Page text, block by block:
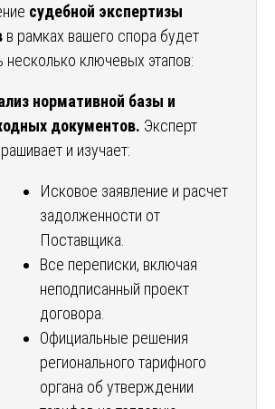
судебной экспертизы
в рамках вашего спора будет
несколько ключевых этапов:
нормативной базы и
документов. Эксперт
и изучает:
Исковое заявление и расчет
задолженности от
Поставщика.
Все переписки, включая
неподписанный проект
договора.
Официальные решения
регионального тарифного
органа об утверждении